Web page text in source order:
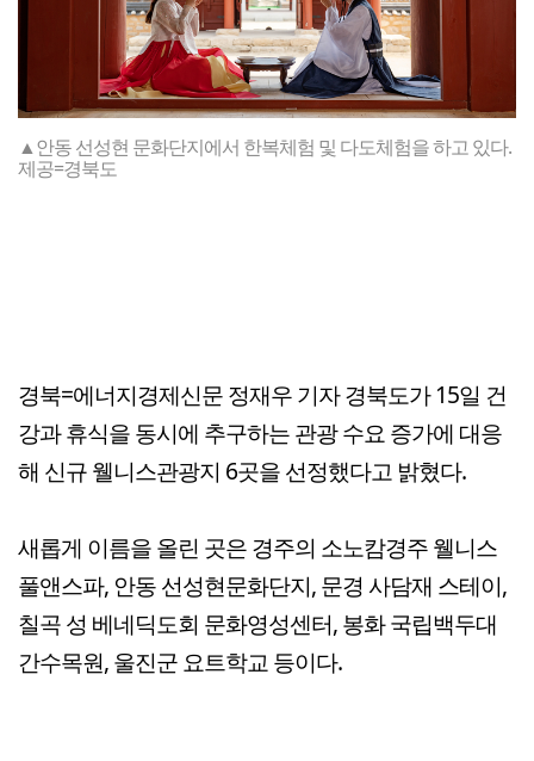
▲안동 선성현 문화단지에서 한복체험 및 다도체험을 하고 있다.
제공=경북도
경북=에너지경제신문 정재우 기자 경북도가 15일 건
강과 휴식을 동시에 추구하는 관광 수요 증가에 대응
해 신규 웰니스관광지 6곳을 선정했다고 밝혔다.
새롭게 이름을 올린 곳은 경주의 소노캄경주 웰니스
풀앤스파, 안동 선성현문화단지, 문경 사담재 스테이,
칠곡 성 베네딕도회 문화영성센터, 봉화 국립백두대
간수목원, 울진군 요트학교 등이다.